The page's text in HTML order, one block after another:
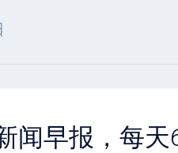
闻早报，每